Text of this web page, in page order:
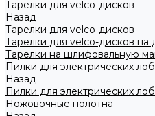
Тарелки для velco-дисков
Назад
Тарелки для velco-дисков
Тарелки для velco-дисков на
Тарелки на шлифовальную
Пилки для электрических
Назад
Пилки для электрических
Ножовочные полотна